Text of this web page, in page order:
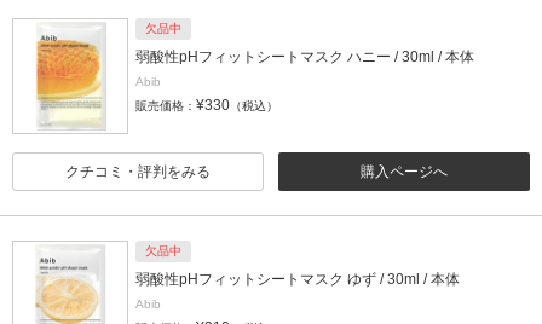
欠品中
弱酸性pHフィットシートマスク ハニー / 30ml / 本体
Abib
販売価格： ¥330 （税込）
購入ページへ
クチコミ・評判をみる
欠品中
弱酸性pHフィットシートマスク ゆず / 30ml / 本体
Abib